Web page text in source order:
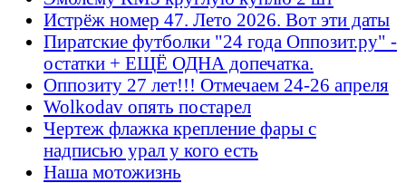
Истрёж номер 47. Лето 2026. Вот эти даты
Пиратские футболки "24 года Оппозит.ру" -
остатки + ЕЩЁ ОДНА допечатка.
Оппозиту 27 лет!!! Отмечаем 24-26 апреля
Wolkodav опять постарел
Чертеж флажка крепление фары с
надписью урал у кого есть
Наша мотожизнь